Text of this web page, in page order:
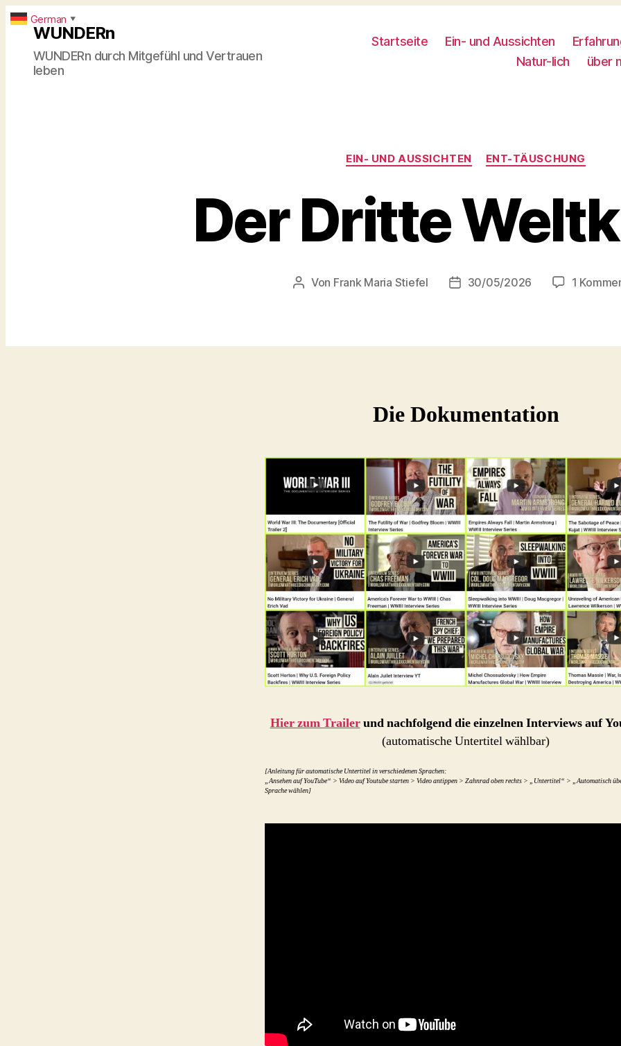
WUNDERn
WUNDERn durch Mitgefühl und Vertrauen
leben
Startseite Ein- und Aussichten
Natur-lich
über
Kategorien
EIN- UND AUSSICHTEN ENT-TÄUSCHUNG
Der Dritte
Beitragsautor
Von Frank Maria Stiefel Beitragsdatum
30/05/2026 1
Die Dokumentation
Hier zum Trailerund nachfolgend die einzelnen Interviews auf
(automatische Untertitel wählbar)
[Anleitung für automatische Untertitel in verschiedenen Sprachen:
„Ansehen auf YouTube“ > Video auf Youtube starten > Video antippen > Zahnrad oben rechts > „Untertitel“ > „Automatisch
Sprache wählen]
German ▼